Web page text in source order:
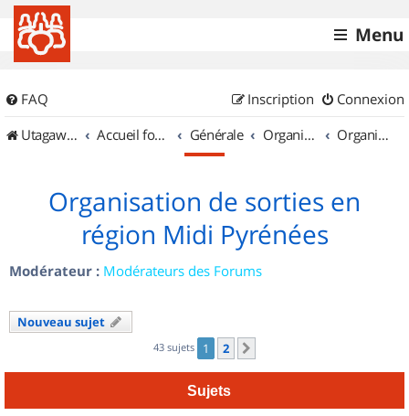
Menu
FAQ Connexion
Inscription
UtagawaVTT (Randos VTT et VTTAE avec traces GPS)
Accueil forum Générale Organisation de sorties & Recherche de partenaires Organisation de sorties en région Midi Pyrénées
Organisation de sorties en
région Midi Pyrénées
Modérateur : Modérateurs des Forums
Nouveau sujet
43 sujets 1 2
Sujets